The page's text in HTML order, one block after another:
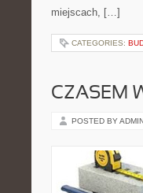
miejscach, […]
CATEGORIES:
CZASEM
POSTED BY